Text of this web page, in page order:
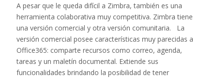
A pesar que le queda difícil a Zimbra, también es una
herramienta colaborativa muy competitiva. Zimbra tiene
una versión comercial y otra versión comunitaria. La
versión comercial posee características muy parecidas a
Office365: comparte recursos como correo, agenda,
tareas y un maletín documental. Extiende sus
funcionalidades brindando la posibilidad de tener